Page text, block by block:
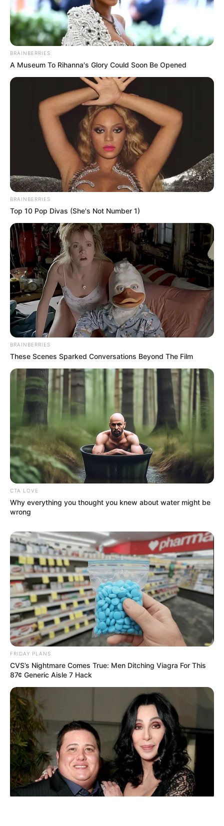
TAGS
ΣΥΝΤΑΞΕΙΣ
ΤΑΥΤΟΤΗΤΑ ΚΑΙ ΕΠΙΚΟΙΝΩΝΙΑ
© 2025 EVIANEWS του Γιώργου Κουτσελίνη
BRAINBERRIES
A Museum To Rihanna's Glory Could Soon Be Opened
BRAINBERRIES
Top 10 Pop Divas (She's Not Number 1)
BRAINBERRIES
These Scenes Sparked Conversations Beyond The Film
CTA LOVE
Why everything you thought you knew about water might be
wrong
FRIDAY PLANS
CVS’s Nightmare Comes True: Men Ditching Viagra For This
87¢ Generic Aisle 7 Hack